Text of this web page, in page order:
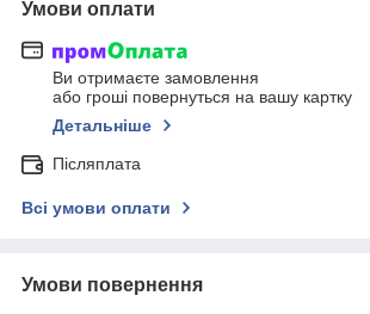
Умови оплати
Ви отримаєте замовлення
або гроші повернуться на вашу картку
Детальніше
Післяплата
Всі умови оплати
Умови повернення